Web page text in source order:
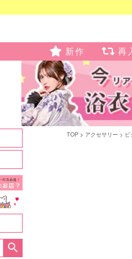
新作 再
TOP アクセサリー ビ